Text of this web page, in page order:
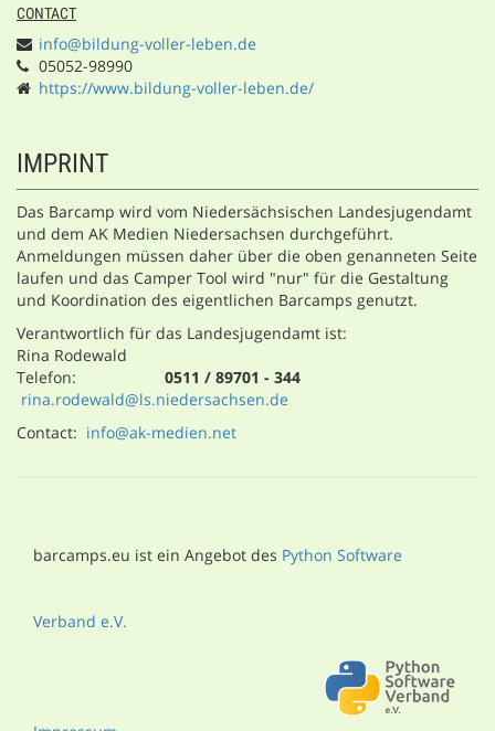
CONTACT
info@bildung-voller-leben.de
05052-98990
https://www.bildung-voller-leben.de/
IMPRINT
Das Barcamp wird vom Niedersächsischen Landesjugendamt
und dem AK Medien Niedersachsen durchgeführt.
Anmeldungen müssen daher über die oben genanneten Seite
laufen und das Camper Tool wird "nur" für die Gestaltung
und Koordination des eigentlichen Barcamps genutzt.
Verantwortlich für das Landesjugendamt ist:
Rina Rodewald
Telefon: 0511 / 89701 - 344
rina.rodewald@ls.niedersachsen.de
Contact: info@ak-medien.net
barcamps.eu ist ein Angebot des Python Software
Verband e.V.